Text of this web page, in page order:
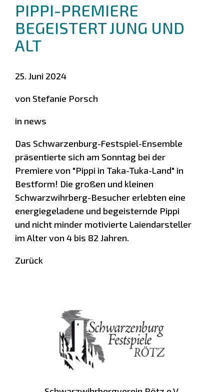
PIPPI-PREMIERE
BEGEISTERT JUNG UND
ALT
25. Juni 2024
von Stefanie Porsch
in news
Das Schwarzenburg-Festspiel-Ensemble
präsentierte sich am Sonntag bei der
Premiere von "Pippi in Taka-Tuka-Land" in
Bestform! Die großen und kleinen
Schwarzwihrberg-Besucher erlebten eine
energiegeladene und begeisternde Pippi
und nicht minder motivierte Laiendarsteller
im Alter von 4 bis 82 Jahren.
Zurück